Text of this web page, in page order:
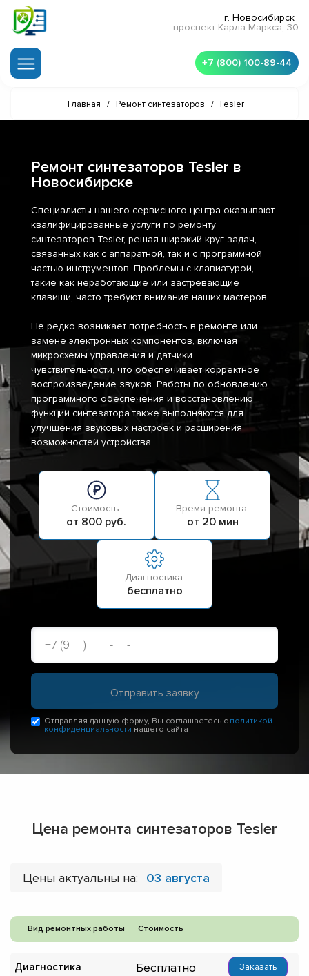
г. Новосибирск
проспект Карла Маркса, 30
+7 (800) 100-89-44
Главная / Ремонт синтезаторов / Tesler
Ремонт синтезаторов Tesler в
Новосибирске
Специалисты нашего сервисного центра оказывают
квалифицированные услуги по ремонту
синтезаторов Tesler, решая широкий круг задач,
связанных как с аппаратной, так и с программной
частью инструментов. Проблемы с клавиатурой,
такие как неработающие или застревающие
клавиши, часто требуют внимания наших мастеров.
Не редко возникает потребность в ремонте или
замене электронных компонентов, включая
микросхемы управления и датчики
чувствительности, что обеспечивает корректное
воспроизведение звуков. Работы по обновлению
программного обеспечения и восстановлению
функций синтезатора также выполняются для
улучшения звуковых настроек и расширения
возможностей устройства.
Стоимость:
от 800 руб.
Время ремонта:
от 20 мин
Диагностика:
бесплатно
Отправляя данную форму, Вы соглашаетесь с политикой
конфиденциальности нашего сайта
Цена ремонта синтезаторов Tesler
Цены актуальны на: 03 августа
Вид ремонтных работы Стоимость
Диагностика Бесплатно Заказать